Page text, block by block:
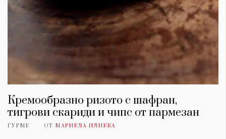
Кремообразно ризото с шафран,
тигрови скариди и чипс от пармезан
ГУРМЕ ОТ МАРИЕЛА ИЛИЕВА